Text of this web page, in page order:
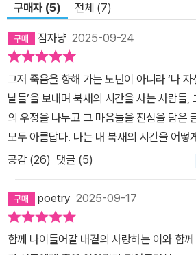
을 만나 더 다양한 이야기를 담아내고 싶었
전히 아쉬움이 남지만, 어느 순간 이런 생각
못한 이야기가 훨씬 더 많다는 건, 어쩌면 너
그리고 그 사실이 오히려 희망이 될 수도 있
은 삶이 있고, 듣고 싶은 이야기가 남아 있다
하고, 어렴풋이 사랑하는 우리에게 띄우는
엇을 가장 잘하는지를 궁금해하자고 건네는,
는 이 책을 읽고 나면 우리가 함께 살아가는
견고해질 것이다. “약속 장소에 먼저 도착해 이곳으로 오기로 한 친구
를 기다리는 마음으로, 한 걸음씩 분명하게
구매자 (5) 전체 (7)
잠자냥 2025-09-24
그저 죽음을 향해 가는 노년이 아니라 ‘나
날들’을 보내며 북새의 시간을 사는 사람들,
의 우정을 나누고 그 마음들을 진심을 담은
모두 아름답다. 나는 내 북새의 시간을 어떻
공감 (26) 댓글 (5)
poetry 2025-09-17
함께 나이들어갈 내곁의 사랑하는 이와 함